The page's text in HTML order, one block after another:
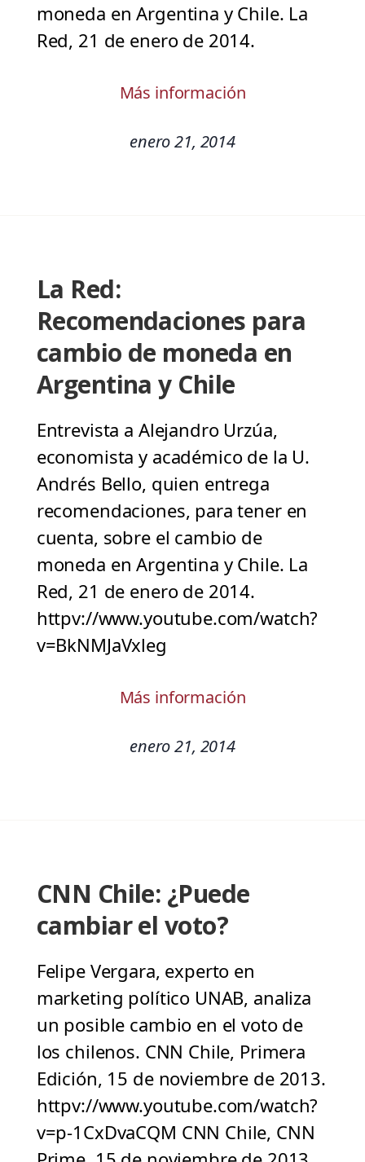
moneda en Argentina y Chile. La
Red, 21 de enero de 2014.
Más información
enero 21, 2014
La Red:
Recomendaciones para
cambio de moneda en
Argentina y Chile
Entrevista a Alejandro Urzúa,
economista y académico de la U.
Andrés Bello, quien entrega
recomendaciones, para tener en
cuenta, sobre el cambio de
moneda en Argentina y Chile. La
Red, 21 de enero de 2014.
httpv://www.youtube.com/watch?
v=BkNMJaVxleg
Más información
enero 21, 2014
CNN Chile: ¿Puede
cambiar el voto?
Felipe Vergara, experto en
marketing político UNAB, analiza
un posible cambio en el voto de
los chilenos. CNN Chile, Primera
Edición, 15 de noviembre de 2013.
httpv://www.youtube.com/watch?
v=p-1CxDvaCQM CNN Chile, CNN